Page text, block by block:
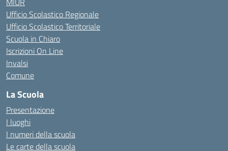
Ufficio Scolastico Regionale
Ufficio Scolastico Territoriale
Scuola in Chiaro
Iscrizioni On Line
Invalsi
Comune
La Scuola
Presentazione
I luoghi
I numeri della scuola
Le carte della scuola